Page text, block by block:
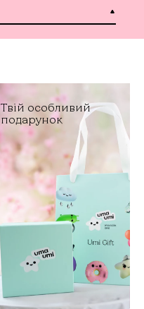
Твій особливий
подарунок